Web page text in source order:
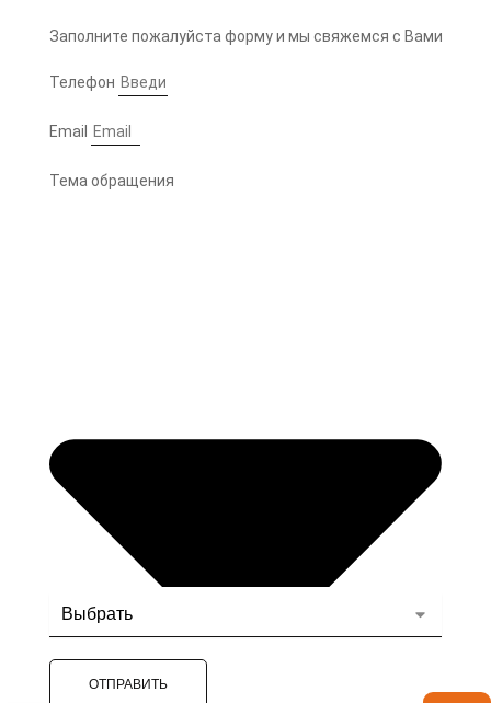
Заполните пожалуйста форму и мы свяжемся с Вами
Телефон
Email
Тема обращения
ОТПРАВИТЬ